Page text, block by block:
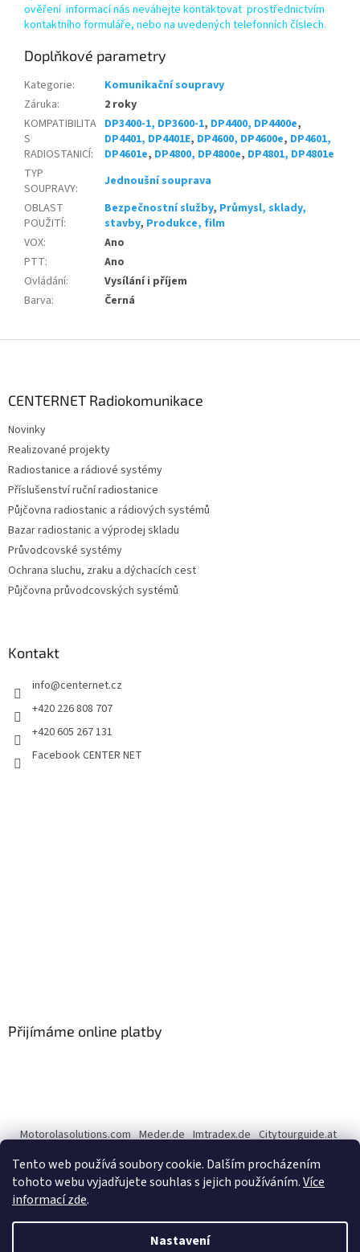
Tento web používá soubory cookie. Dalším procházením
tohoto webu vyjadřujete souhlas s jejich používáním.Více
informací zde.
Nastavení
ověření informací nás neváhejte kontaktovat prostřednictvím
kontaktního formuláře, nebo na uvedených telefonních číslech.
Doplňkové parametry
Kategorie:
Komunikační soupravy
Záruka:
2 roky
KOMPATIBILITA
S
RADIOSTANICÍ:
DP3400-1, DP3600-1, DP4400, DP4400e,
DP4401, DP4401E, DP4600, DP4600e, DP4601,
DP4601e, DP4800, DP4800e, DP4801, DP4801e
TYP
SOUPRAVY:
Jednoušní souprava
OBLAST
POUŽITÍ:
Bezpečnostní služby, Průmysl, sklady,
stavby, Produkce, film
VOX:
Ano
PTT:
Ano
Ovládání:
Vysílání i příjem
Barva: Černá
CENTERNET Radiokomunikace
Novinky
Realizované projekty
Radiostanice a rádiové systémy
Příslušenství ruční radiostanice
Půjčovna radiostanic a rádiových systémů
Bazar radiostanic a výprodej skladu
Průvodcovské systémy
Ochrana sluchu, zraku a dýchacích cest
Půjčovna průvodcovských systémů
Kontakt
info@centernet.cz
+420 226 808 707
+420 605 267 131
Facebook CENTER NET
Přijímáme online platby
Motorolasolutions.com Meder.de Imtradex.de Citytourguide.at